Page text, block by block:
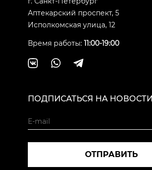
Аптекарский проспект, 5
Исполкомская улица, 12
Время работы: 11:00-19:00
ПОДПИСАТЬСЯ НА НОВОСТИ
ОТПРАВИТЬ